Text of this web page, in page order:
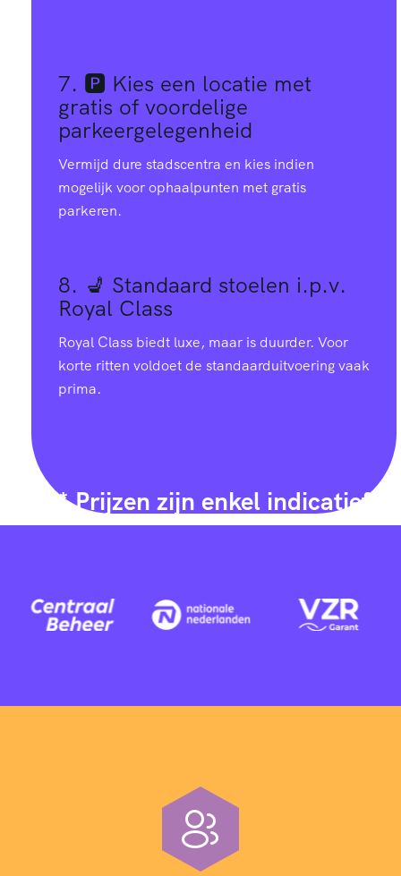
7. 🅿️ Kies een locatie met
gratis of voordelige
parkeergelegenheid
Vermijd dure stadscentra en kies indien
mogelijk voor ophaalpunten met gratis
parkeren.
8. 💺 Standaard stoelen i.p.v.
Royal Class
Royal Class biedt luxe, maar is duurder. Voor
korte ritten voldoet de standaarduitvoering vaak
prima.
* Prijzen zijn enkel indicatief
0
2
4
5
7
0